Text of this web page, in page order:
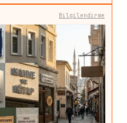
Bilgilendirme